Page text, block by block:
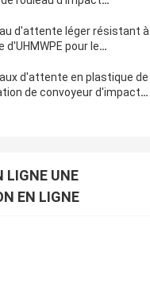
d'attente léger résistant à
d'UHMWPE pour le
d'attente en plastique de
de convoyeur d'impact
LIGNE UNE
EN LIGNE